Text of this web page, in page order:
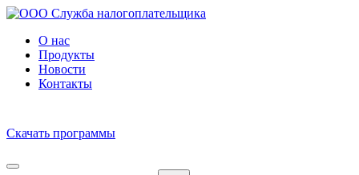
О нас
Продукты
Новости
Контакты
Скачать программы